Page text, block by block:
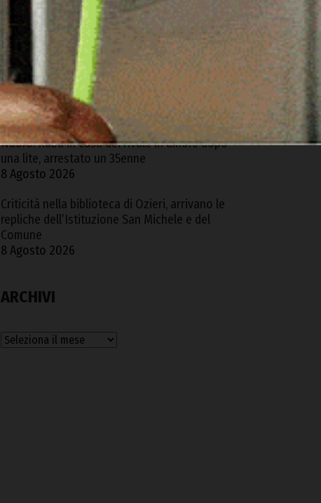
Incidente stradale nella notte tra Baia Sardinia
e Poltu Quatu, un ferito
9 Agosto 2026
Orgosolo. Scoperta coltivazione illegale di
canapa con 1500 piante, arrestato un 57enne
8 Agosto 2026
Nuoro. Ruba in casa del rivale in amore dopo
una lite, arrestato un 35enne
8 Agosto 2026
Criticità nella biblioteca di Ozieri, arrivano le
repliche dell’Istituzione San Michele e del
Comune
8 Agosto 2026
ARCHIVI
Archivi